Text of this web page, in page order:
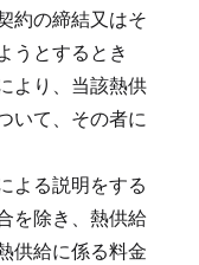
約の締結又はそ
うとするとき
より、当該熱供
いて、その者に
よる説明をする
を除き、熱供給
供給に係る料金